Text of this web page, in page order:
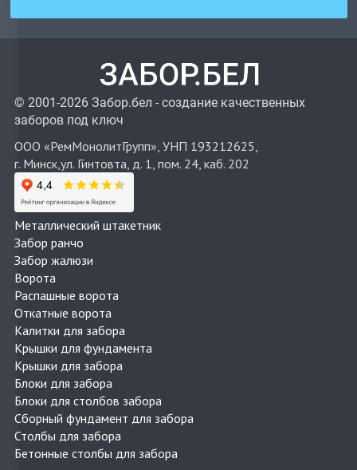
© 2001-2026 Забор.бел - создание качественных
заборов под ключ
ООО «РемМонолитГрупп», УНП 193212625,
г. Минск,ул. Гинтовта, д. 1, пом. 24, каб. 202
Металлический штакетник
Забор ранчо
Забор жалюзи
Ворота
Распашные ворота
Откатные ворота
Калитки для забора
Крышки для фундамента
Крышки для забора
Блоки для забора
Блоки для столбов забора
Сборный фундамент для забора
Столбы для забора
Бетонные столбы для забора